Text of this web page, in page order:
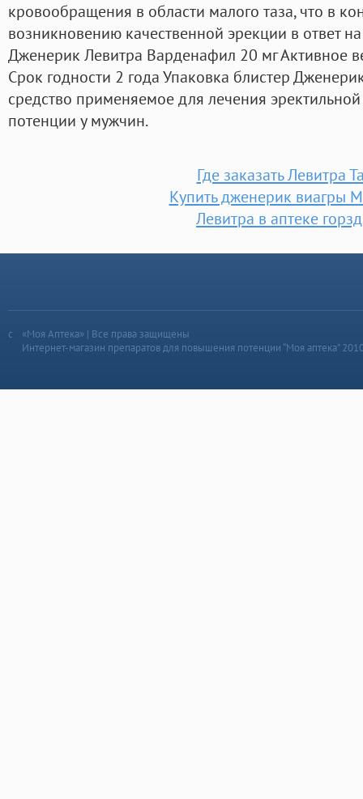
кровообращения в области малого таза, что в
возникновению качественной эрекции в ответ
Дженерик Левитра Варденафил 20 мг Активное
Срок годности 2 года Упаковка блистер
средство применяемое для лечения
потенции у мужчин.
Где заказать Левитра
Купить дженерик виагры
Левитра в аптеке
«Моя Аптека» | Все права защищены
Интернет-магазин препаратов для повышения потенции “Моя аптека”